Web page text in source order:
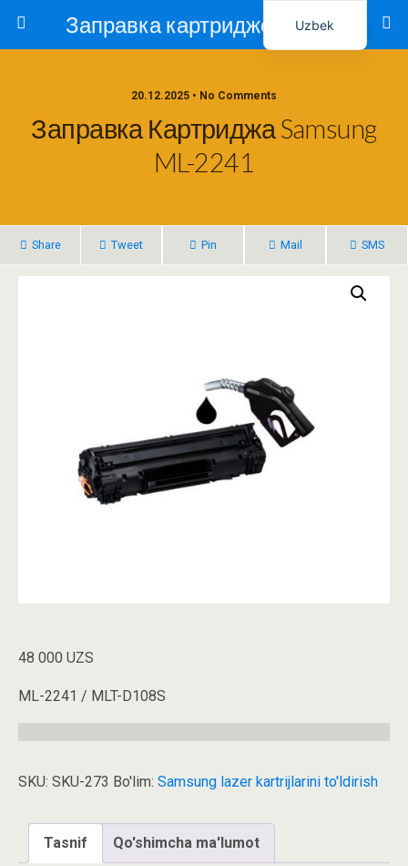
Заправка картриджей в Ташкенте – Тонер-Ресурс
20.12.2025 • No Comments
Заправка Картриджа Samsung
ML-2241
Share Tweet Pin Mail SMS
48 000 UZS
ML-2241 / MLT-D108S
SKU: SKU-273 Bo'lim: Samsung lazer kartrijlarini to'ldirish
Tasnif Qo'shimcha ma'lumot
Uzbek
Russian